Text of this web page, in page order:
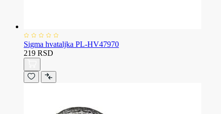
Sigma hvataljka PL-HV47970
219 RSD